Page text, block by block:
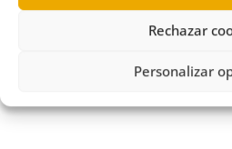
Rechazar
Personalizar
Cabildo de Gran
estatutos,